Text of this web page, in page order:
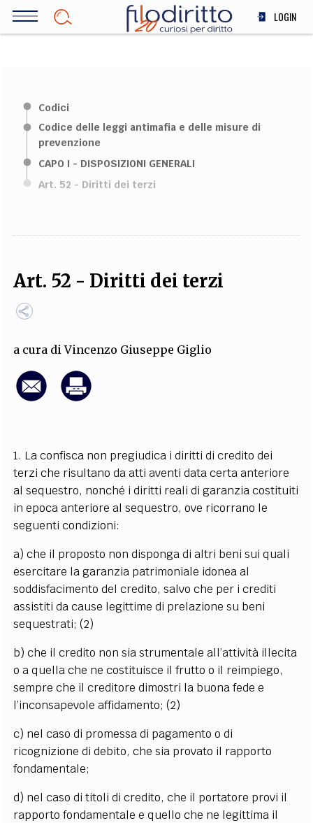
Salta
LOGIN
SCIENZA
FILODIRITTO REDAZIONE COMITATO SCIENTIFICO AUTORI
FOTOGRAFI PARTNER COLLABORA CON NOI
CODICI RUBRICHE LIBRI PROCEEDINGS PUBBLICITÀ
Codici
Codice delle leggi antimafia e delle misure di
prevenzione
CAPO I - DISPOSIZIONI GENERALI
Art. 52 - Diritti dei terzi
Art. 52 - Diritti dei terzi
a cura diVincenzo Giuseppe Giglio
1. La confisca non pregiudica i diritti di credito dei
terzi che risultano da atti aventi data certa anteriore
al sequestro, nonché i diritti reali di garanzia costituiti
in epoca anteriore al sequestro, ove ricorrano le
seguenti condizioni:
a) che il proposto non disponga di altri beni sui quali
esercitare la garanzia patrimoniale idonea al
soddisfacimento del credito, salvo che per i crediti
assistiti da cause legittime di prelazione su beni
sequestrati; (2)
b) che il credito non sia strumentale all’attività illecita
o a quella che ne costituisce il frutto o il reimpiego,
sempre che il creditore dimostri la buona fede e
l’inconsapevole affidamento; (2)
c) nel caso di promessa di pagamento o di
ricognizione di debito, che sia provato il rapporto
fondamentale;
d) nel caso di titoli di credito, che il portatore provi il
rapporto fondamentale e quello che ne legittima il